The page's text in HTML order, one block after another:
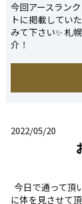
今回アースラン
トに掲載してい
みて下さい✨ 札
介！
2022/05/20
今日で通って頂
に体を見させて